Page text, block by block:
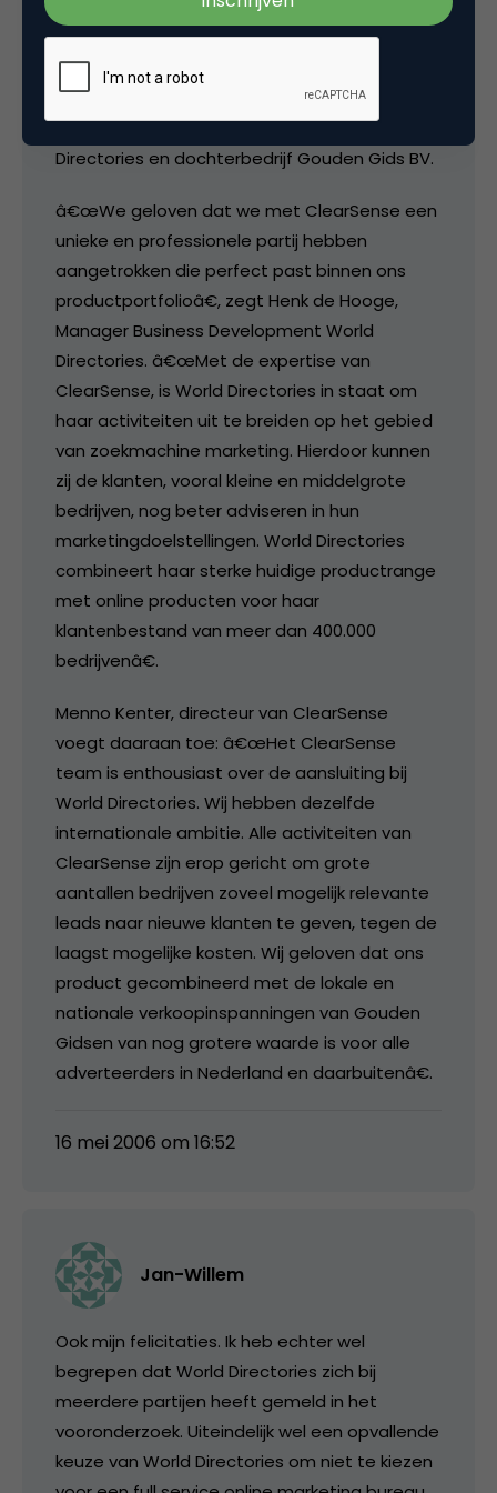
marketing specialist ClearSense B.V.
overneemt. Door de overname van het in
Amsterdam gevestigde bedrijf combineert
World Directories de dienstverlening van
ClearSense met de kracht van World
Directories en dochterbedrijf Gouden Gids BV.
â€œWe geloven dat we met ClearSense een
unieke en professionele partij hebben
aangetrokken die perfect past binnen ons
productportfolioâ€, zegt Henk de Hooge,
Manager Business Development World
Directories. â€œMet de expertise van
ClearSense, is World Directories in staat om
haar activiteiten uit te breiden op het gebied
van zoekmachine marketing. Hierdoor kunnen
zij de klanten, vooral kleine en middelgrote
bedrijven, nog beter adviseren in hun
marketingdoelstellingen. World Directories
combineert haar sterke huidige productrange
met online producten voor haar
klantenbestand van meer dan 400.000
bedrijvenâ€.
Menno Kenter, directeur van ClearSense
voegt daaraan toe: â€œHet ClearSense
team is enthousiast over de aansluiting bij
World Directories. Wij hebben dezelfde
internationale ambitie. Alle activiteiten van
ClearSense zijn erop gericht om grote
aantallen bedrijven zoveel mogelijk relevante
leads naar nieuwe klanten te geven, tegen de
laagst mogelijke kosten. Wij geloven dat ons
product gecombineerd met de lokale en
nationale verkoopinspanningen van Gouden
Gidsen van nog grotere waarde is voor alle
adverteerders in Nederland en daarbuitenâ€.
16 mei 2006 om 16:52
Jan-Willem
Ook mijn felicitaties. Ik heb echter wel
begrepen dat World Directories zich bij
meerdere partijen heeft gemeld in het
vooronderzoek. Uiteindelijk wel een opvallende
keuze van World Directories om niet te kiezen